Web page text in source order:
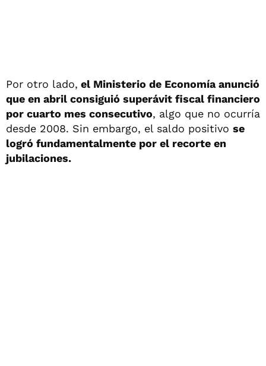
Por otro lado, el Ministerio de Economía anunció
que en abril consiguió superávit fiscal financiero
por cuarto mes consecutivo, algo que no ocurría
desde 2008. Sin embargo, el saldo positivo se
logró fundamentalmente por el recorte en
jubilaciones.